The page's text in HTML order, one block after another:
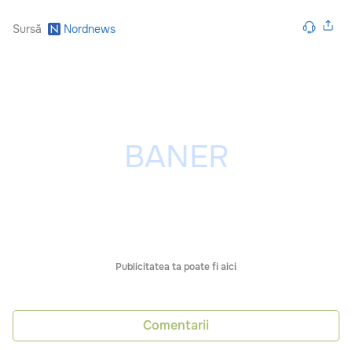
Sursă Nordnews
Publicitatea ta poate fi aici
Comentarii